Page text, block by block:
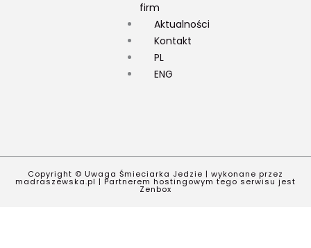
firm
Aktualności
Kontakt
PL
ENG
Copyright © Uwaga Śmieciarka Jedzie | wykonane przez
madraszewska.pl | Partnerem hostingowym tego serwisu jest
Zenbox